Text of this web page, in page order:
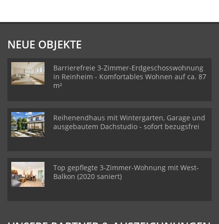
NEUE OBJEKTE
Barrierefreie 3-Zimmer-Erdgeschosswohnung
in Reinheim - Komfortables Wohnen auf ca. 87
m²
Reihenendhaus mit Wintergarten, Garage und
ausgebautem Dachstudio - sofort bezugsfrei
Top gepflegte 3-Zimmer-Wohnung mit West-
Balkon (2020 saniert)